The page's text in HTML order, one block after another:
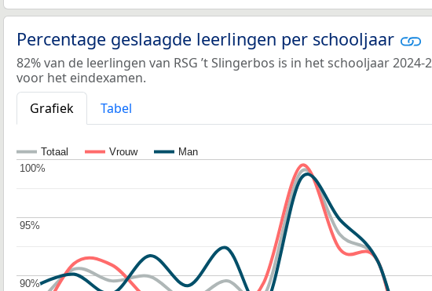
Percentage geslaagde leerlingen per schooljaar
82% van de leerlingen van RSG ’t Slingerbos is in het schooljaar 2024-
voor het eindexamen.
Grafiek
Tabel
Totaal Vrouw Man
90%
90%
95%
95%
100%
100%